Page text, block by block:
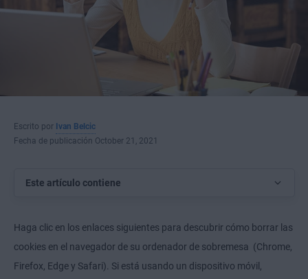
Escrito por Ivan Belcic
Fecha de publicación October 21, 2021
Este artículo contiene
Haga clic en los enlaces siguientes para descubrir cómo borrar las
cookies en el navegador de su ordenador de sobremesa (Chrome,
Firefox, Edge y Safari). Si está usando un dispositivo móvil,